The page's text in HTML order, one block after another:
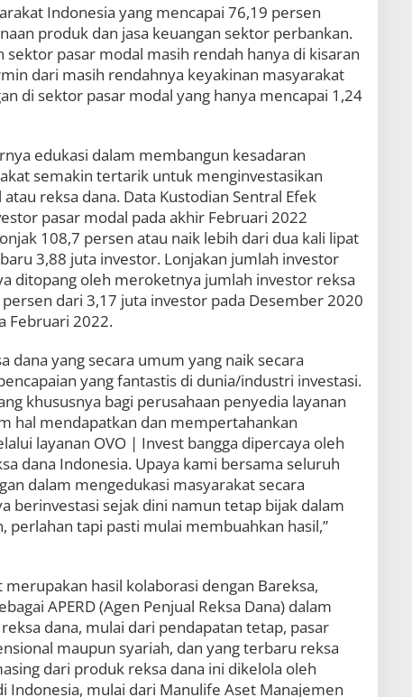
Indonesia yang mencapai 76,19 persen
produk dan jasa keuangan sektor perbankan.
sektor pasar modal masih rendah hanya di kisaran
dari masih rendahnya keyakinan masyarakat
di sektor pasar modal yang hanya mencapai 1,24
edukasi dalam membangun kesadaran
semakin tertarik untuk menginvestasikan
reksa dana. Data Kustodian Sentral Efek
pasar modal pada akhir Februari 2022
108,7 persen atau naik lebih dari dua kali lipat
3,88 juta investor. Lonjakan jumlah investor
ditopang oleh meroketnya jumlah investor reksa
dari 3,17 juta investor pada Desember 2020
Februari 2022.
dana yang secara umum yang naik secara
yang fantastis di dunia/industri investasi.
khususnya bagi perusahaan penyedia layanan
hal mendapatkan dan mempertahankan
layanan OVO | Invest bangga dipercaya oleh
dana Indonesia. Upaya kami bersama seluruh
dalam mengedukasi masyarakat secara
berinvestasi sejak dini namun tetap bijak dalam
perlahan tapi pasti mulai membuahkan hasil,”
hasil kolaborasi dengan Bareksa,
APERD (Agen Penjual Reksa Dana) dalam
dana, mulai dari pendapatan tetap, pasar
maupun syariah, dan yang terbaru reksa
dari produk reksa dana ini dikelola oleh
Indonesia, mulai dari Manulife Aset Manajemen